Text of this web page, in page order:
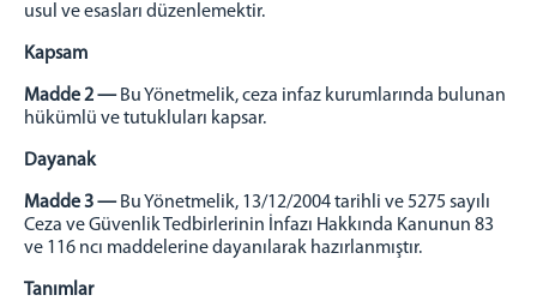
usul ve esasları düzenlemektir.
Kapsam
Madde 2 — Bu Yönetmelik, ceza infaz kurumlarında bulunan
hükümlü ve tutukluları kapsar.
Dayanak
Madde 3 — Bu Yönetmelik, 13/12/2004 tarihli ve 5275 sayılı
Ceza ve Güvenlik Tedbirlerinin İnfazı Hakkında Kanunun 83
ve 116 ncı maddelerine dayanılarak hazırlanmıştır.
Tanımlar